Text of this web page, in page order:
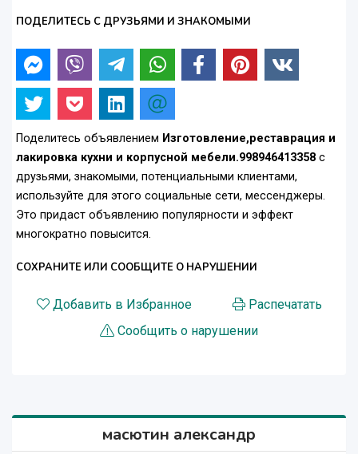
ПОДЕЛИТЕСЬ С ДРУЗЬЯМИ И ЗНАКОМЫМИ
Поделитесь объявлением Изготовление,реставрация и
лакировка кухни и корпусной мебели.998946413358 с
друзьями, знакомыми, потенциальными клиентами,
используйте для этого социальные сети, мессенджеры.
Это придаст объявлению популярности и эффект
многократно повысится.
СОХРАНИТЕ ИЛИ СООБЩИТЕ О НАРУШЕНИИ
Добавить в Избранное
Распечатать
Сообщить о нарушении
масютин александр